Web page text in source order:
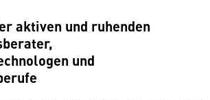
aktiven und ruhenden
und